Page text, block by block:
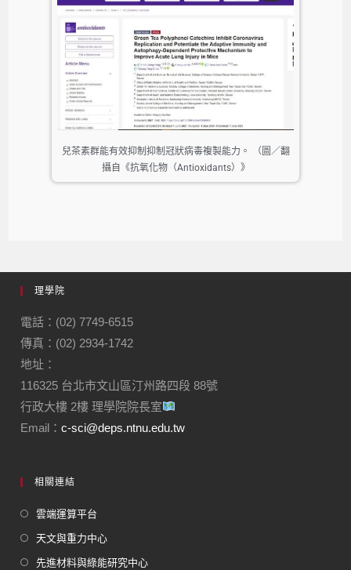
兒茶素群能有效抑制抑制冠狀病毒複製能力。 （圖／翻
攝自《抗氧化物（Antioxidants）》
理學院
電話：(02) 7749-6515
傳真：(02) 2934-1742
地址：
116325 台北市文山區汀州路四段 88號
行政大樓 2樓 理學院院長室
Email：c-sci@deps.ntnu.edu.tw
相關連結
雲端運算平台
天文與重力中心
先進材料與綠能研究中心